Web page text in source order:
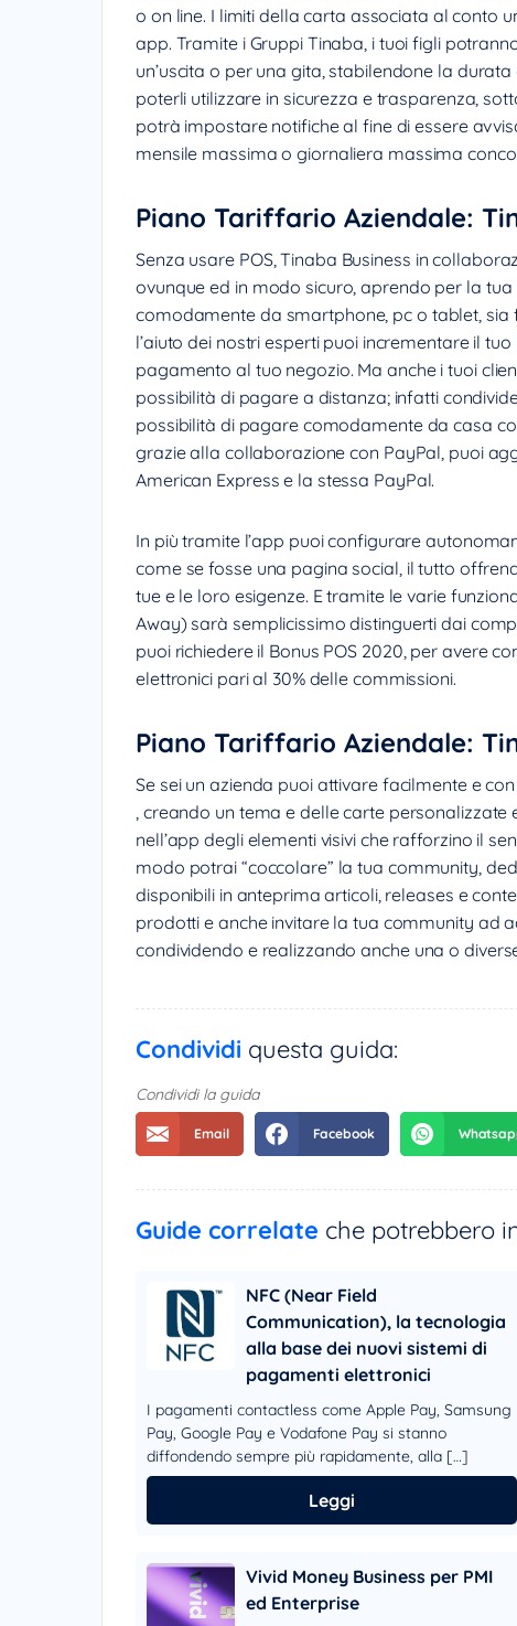
o on line. I limiti della carta associata al conto
app. Tramite i Gruppi Tinaba, i tuoi figli
un’uscita o per una gita, stabilendone la
poterli utilizzare in sicurezza e trasparenza,
potrà impostare notifiche al fine di essere
mensile massima o giornaliera massima
Piano Tariffario Aziendale:
Senza usare POS, Tinaba Business in
ovunque ed in modo sicuro, aprendo per la
comodamente da smartphone, pc o tablet, sia
l’aiuto dei nostri esperti puoi incrementare il
pagamento al tuo negozio. Ma anche i tuoi
possibilità di pagare a distanza; infatti
possibilità di pagare comodamente da casa
grazie alla collaborazione con PayPal, puoi
American Express e la stessa PayPal.
In più tramite l’app puoi configurare
come se fosse una pagina social, il tutto
tue e le loro esigenze. E tramite le varie
Away) sarà semplicissimo distinguerti dai
puoi richiedere il Bonus POS 2020, per avere
elettronici pari al 30% delle commissioni.
Piano Tariffario Aziendale:
Se sei un azienda puoi attivare facilmente e
, creando un tema e delle carte
nell’app degli elementi visivi che rafforzino il
modo potrai “coccolare” la tua community,
disponibili in anteprima articoli, releases e
prodotti e anche invitare la tua community ad
condividendo e realizzando anche una o
Condividi questa guida:
Condividi la guida
Guide correlate che potrebbero
NFC (Near Field
Communication), la tecnologia
alla base dei nuovi sistemi di
pagamenti elettronici
I pagamenti contactless come Apple Pay, Samsung
Pay, Google Pay e Vodafone Pay si stanno
diffondendo sempre più rapidamente, alla […]
Leggi
Vivid Money Business per PMI
ed Enterprise